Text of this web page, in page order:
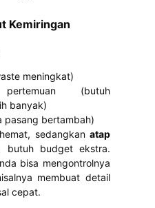
Kemiringan
meningkat)
(butuh
banyak)
pasang bertambah)
sedangkanatap
butuh budget ekstra.
bisa mengontrolnya
membuat detail
cepat.